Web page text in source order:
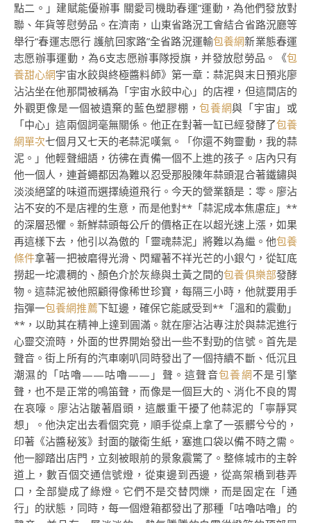
點二。」建賦能優辦事 關愛司機助春運”運動，為他們發放對
聯、年貨等慰勞品。在濟南，山東省路況工會結合省路況廳等
舉行“春運志愿行 護航回家路”全省路況運輸包養網新業態春運
志愿辦事運動，為6支志愿辦事隊授旗，并發放慰勞品。《包
養甜心網宇宙水餃與終極醬料師》第一章：蒜泥與末日預兆廖
沾沾坐在他那間被稱為「宇宙水餃中心」的店裡，但這間店的
外觀更像是一個被遺棄的藍色塑膠棚，包養網與「宇宙」或
「中心」這兩個詞毫無關係。他正在對著一缸已經發酵了包養
網單次七個月又七天的老蒜泥嘆氣。「你還不夠靈動，我的蒜
泥。」他輕聲細語，彷彿在責備一個不上進的孩子。店內只有
他一個人，連蒼蠅都因為難以忍受那股陳年蒜頭混合著鐵鏽與
淡淡絕望的味道而選擇繞道飛行。今天的營業額是：零。廖沾
沾不安的不是店裡的生意，而是他對**「蒜泥成本焦慮症」**
的深層恐懼。新鮮蒜頭每公斤的價格正在以超光速上漲，如果
再這樣下去，他引以為傲的「靈魂蒜泥」將難以為繼。他包養
條件拿著一把被磨得光滑、閃耀著不祥光芒的小銀勺，從缸底
撈起一坨濃稠的、顏色介於灰綠與土黃之間的包養俱樂部發酵
物。這蒜泥被他照顧得像稀世珍寶，每隔三小時，他就要用手
指彈一包養網推薦下缸邊，確保它能感受到**「溫和的震動」
**，以助其在精神上達到圓滿。就在廖沾沾專注於與蒜泥進行
心靈交流時，外面的世界開始發出一些不對勁的信號。首先是
聲音。街上所有的汽車喇叭同時發出了一個持續不斷、低沉且
潮濕的「咕嚕——咕嚕——」聲。這聲音包養網不是引擎
聲，也不是正常的鳴笛聲，而像是一個巨大的、消化不良的胃
在哀嚎。廖沾沾皺著眉頭，這嚴重干擾了他蒜泥的「寧靜冥
想」。他決定出去看個究竟，順手從桌上拿了一張髒兮兮的，
印著《沾醬秘笈》封面的皺衛生紙，塞進口袋以備不時之需。
他一腳踏出店門，立刻被眼前的景象震驚了。整條城市的主幹
道上，數百個交通信號燈，從東邊到西邊，從高架橋到巷弄
口，全部變成了綠燈。它們不是交替閃爍，而是固定在「通
行」的狀態，同時，每一個燈箱都發出了那種「咕嚕咕嚕」的